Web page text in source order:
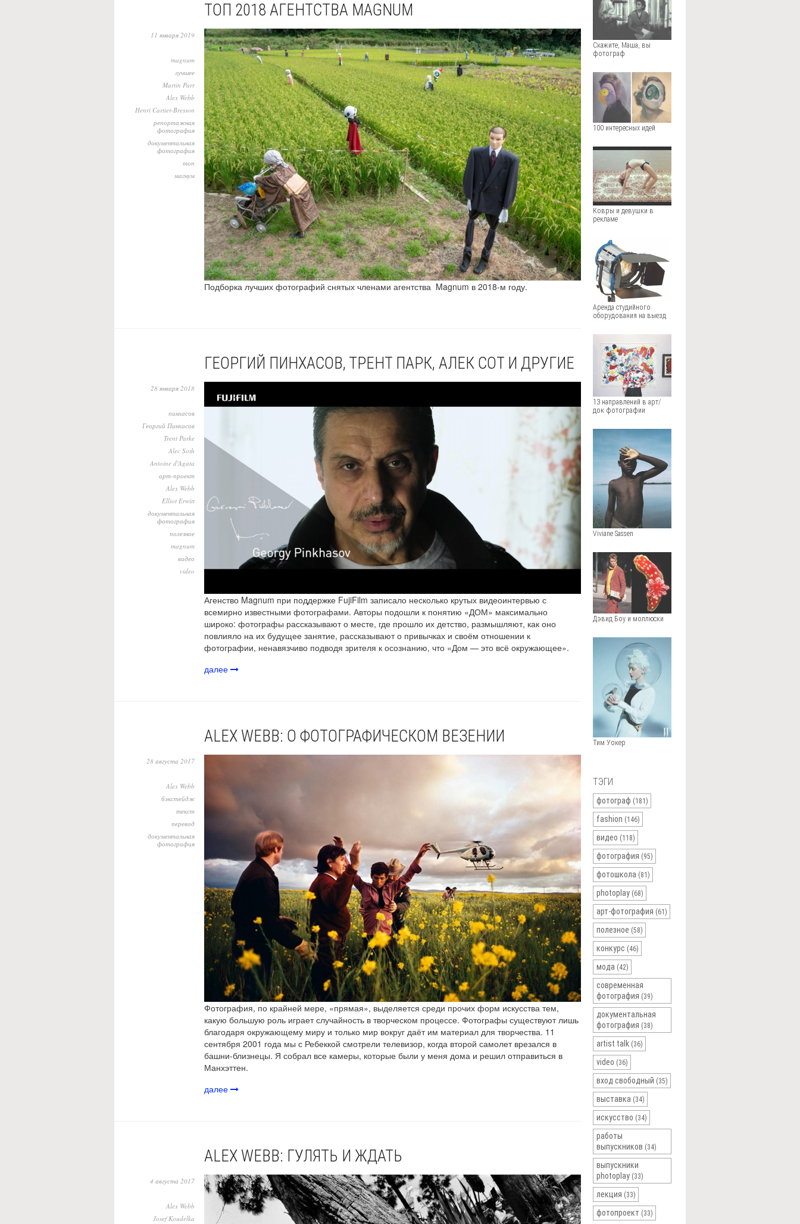
ТОП 2018 АГЕНТСТВА MAGNUM
11 января 2019
magnum
лучшее
Martin Parr
Alex Webb
Henri Cartier-Bresson
репортажная
фотография
документальная
фотография
топ
магнум
Подборка лучших фотографий снятых членами агентства Magnum в 2018-м году.
ГЕОРГИЙ ПИНХАСОВ, ТРЕНТ ПАРК, АЛЕК СОТ И ДРУГИЕ
28 января 2018
пинхасов
Георгий Пинхасов
Trent Parke
Alec Soth
Antoine d'Agata
арт-проект
Alex Webb
Elliot Erwitt
документальная
фотография
полезное
magnum
видео
video
Агенство Magnum при поддержке FujiFilm записало несколько крутых видеоинтервью с
всемирно известными фотографами. Авторы подошли к понятию «ДОМ» максимально
широко: фотографы рассказывают о месте, где прошло их детство, размышляют, как оно
повлияло на их будущее занятие, рассказывают о привычках и своём отношении к
фотографии, ненавязчиво подводя зрителя к осознанию, что «Дом — это всё окружающее».
далее
ALEX WEBB: О ФОТОГРАФИЧЕСКОМ ВЕЗЕНИИ
28 августа 2017
Alex Webb
бэкстейдж
текст
перевод
документальная
фотография
Фотография, по крайней мере, «прямая», выделяется среди прочих форм искусства тем,
какую большую роль играет случайность в творческом процессе. Фотографы существуют лишь
благодаря окружающему миру и только мир вокруг даёт им материал для творчества. 11
сентября 2001 года мы с Ребеккой смотрели телевизор, когда второй самолет врезался в
башни-близнецы. Я собрал все камеры, которые были у меня дома и решил отправиться в
Манхэттен.
далее
​ALEX WEBB: ГУЛЯТЬ И ЖДАТЬ
4 августа 2017
Alex Webb
Josef Koudelka
Скажите, Маша, вы
фотограф
100 интересных идей
Ковры и девушки в
рекламе
Аренда студийного
оборудования на выезд
13 направлений в арт/
док фотографии
Viviane Sassen
Дэвид Боу и моллюски
Тим Уокер
ТЭГИ
фотограф (181)
fashion (146)
видео (118)
фотография (95)
фотошкола (81)
photoplay (68)
арт-фотография (61)
полезное (58)
конкурс (46)
мода (42)
современная
фотография (39)
документальная
фотография (38)
artist talk (36)
video (36)
вход свободный (35)
выставка (34)
искусство (34)
работы
выпускников (34)
выпускники
photoplay (33)
лекция (33)
фотопроект (33)